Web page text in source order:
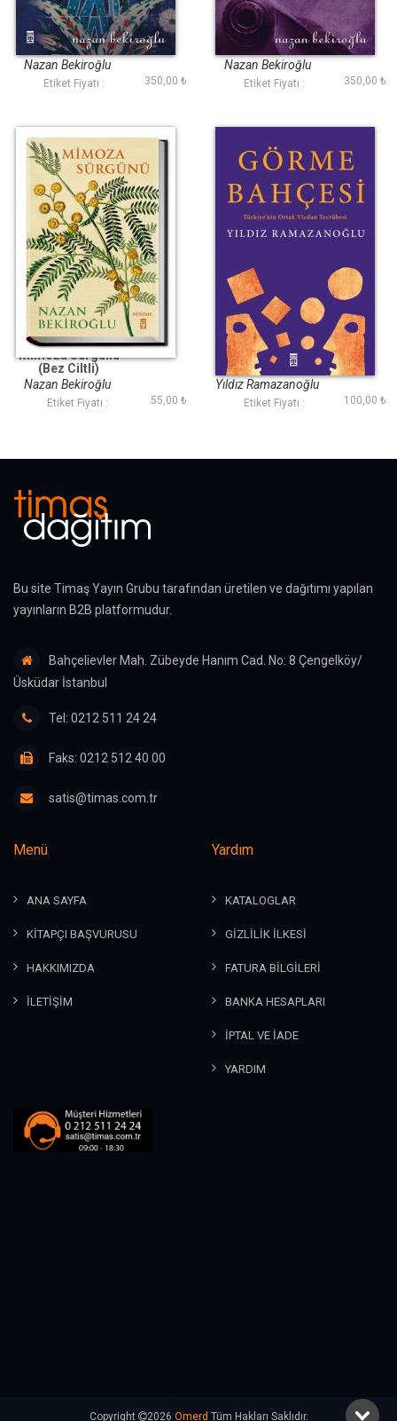
Mavi Lâle
Nazan Bekiroğlu
Etiket Fiyatı : 350,00 ₺
Mor Mürekkep
Nazan Bekiroğlu
Etiket Fiyatı : 350,00 ₺
Mimoza Sürgünü
(Bez Ciltli)
Nazan Bekiroğlu
Etiket Fiyatı : 55,00 ₺
Görme Bahçesi
Yıldız Ramazanoğlu
Etiket Fiyatı : 100,00 ₺
Bu site Timaş Yayın Grubu tarafından üretilen ve dağıtımı yapılan
yayınların B2B platformudur.
Bahçelievler Mah. Zübeyde Hanım Cad. No: 8 Çengelköy/
Üsküdar İstanbul
Tel: 0212 511 24 24
Faks: 0212 512 40 00
satis@timas.com.tr
Menü
ANA SAYFA
KİTAPÇI BAŞVURUSU
HAKKIMIZDA
İLETİŞİM
Yardım
KATALOGLAR
GİZLİLİK İLKESİ
FATURA BİLGİLERİ
BANKA HESAPLARI
İPTAL VE İADE
YARDIM
Copyright 2026 Omerd Tüm Hakları Saklıdır.